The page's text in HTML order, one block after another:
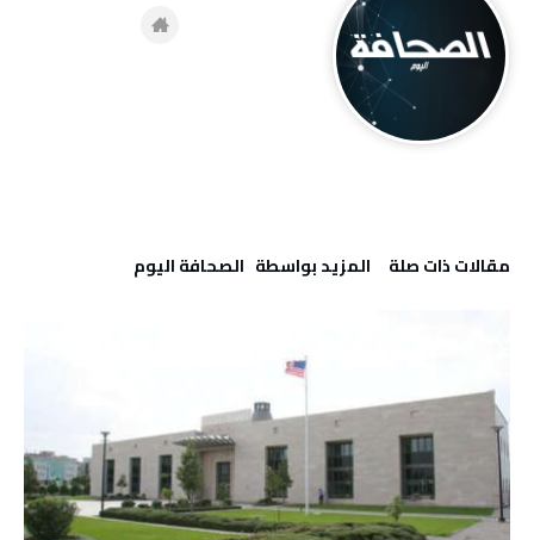
‫مقالات ذات صلة‬ ‫‫المزيد بواسطة‬ ‬ ‭ ‬الصحافة‭ ‬اليوم